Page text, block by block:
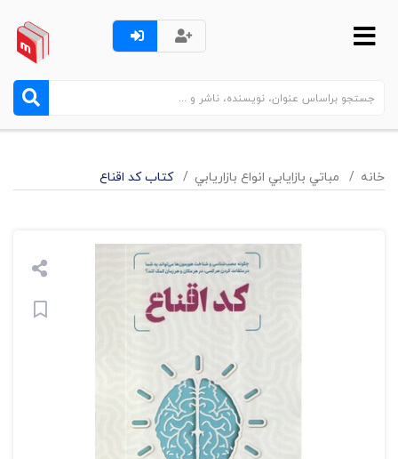
خانه مباتي بازايابي انواع بازاريابي کتاب کد اقناع